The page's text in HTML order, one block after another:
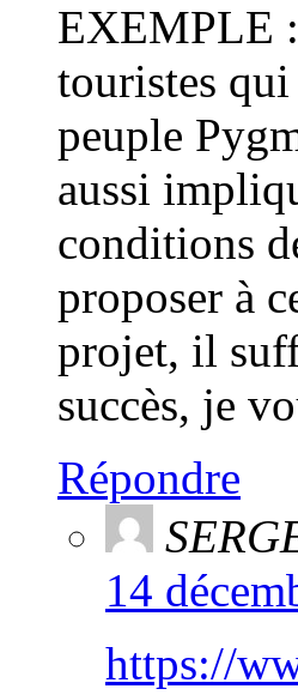
EXEMPLE
touristes
peuple
aussi
conditions
proposer à
projet, il
succès, je
Répondre
14
https://